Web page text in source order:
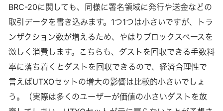
BRC-20に関しても、同様に署名領域に発行や送金などの
取引データを書き込みます。1つ1つは小さいですが、トラ
ンザクション数が増えるため、やはりブロックスペースを
激しく消費します。こちらも、ダストを回収できる手数料
率に落ち着くとダストを回収できるので、経済合理性で
言えばUTXOセットの増大の影響は比較的小さいでしょ
う。（実際は多くのユーザーが価値の小さいダストを放